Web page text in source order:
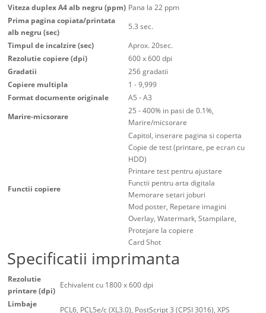
Viteza duplex A4 alb negru (ppm) Pana la 22 ppm
Prima pagina copiata/printata
alb negru (sec)
5.3 sec.
Timpul de incalzire (sec)
Aprox. 20sec.
Rezolutie copiere (dpi)
600 x 600 dpi
Gradatii
256 gradatii
Copiere multipla
1 - 9,999
Format documente originale
A5 - A3
Marire-micsorare
25 - 400% in pasi de 0.1%,
Marire/micsorare
Functii copiere
Capitol, inserare pagina si coperta
Copie de test (printare, pe ecran cu
HDD)
Printare test pentru ajustare
Functii pentru arta digitala
Memorare setari joburi
Mod poster, Repetare imagini
Overlay, Watermark, Stampilare,
Protejare la copiere
Card Shot
Specificatii imprimanta
Rezolutie
printare (dpi)
Echivalent cu 1800 x 600 dpi
Limbaje
PCL6, PCL5e/c (XL3.0), PostScript 3 (CPSI 3016), XPS